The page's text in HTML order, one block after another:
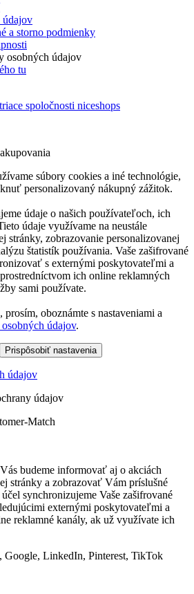
údajov
a storno podmienky
osobných údajov
tu
spoločnosti niceshops
súbory cookies a iné technológie,
personalizovaný nákupný zážitok.
údaje o našich používateľoch, ich
údaje využívame na neustále
stránky, zobrazovanie personalizovanej
štatistík používania. Vaše zašifrované
s externými poskytovateľmi a
ich online reklamných
sami používate.
prosím, oboznámte s nastaveniami a
údajov.
Prispôsobiť nastavenia
údajov
údajov
Match
budeme informovať aj o akciách
stránky a zobrazovať Vám príslušné
synchronizujeme Vaše zašifrované
externými poskytovateľmi a
reklamné kanály, ak už využívate ich
Google, LinkedIn, Pinterest, TikTok